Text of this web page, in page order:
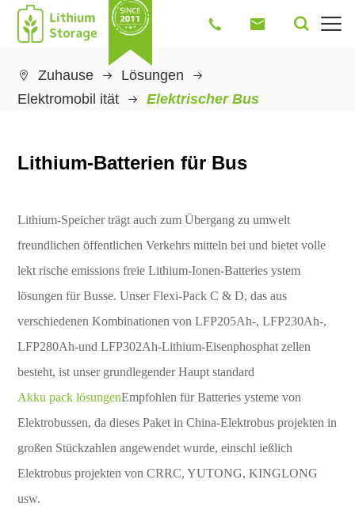
   
 Zuhause
Lösungen
Elektromobil ität
Elektrischer Bus
Lithium-Batterien für Bus
Lithium-Speicher trägt auch zum Übergang zu umwelt
freundlichen öffentlichen Verkehrs mitteln bei und bietet volle
lekt rische emissions freie Lithium-Ionen-Batteries ystem
lösungen für Busse. Unser Flexi-Pack C & D, das aus
verschiedenen Kombinationen von LFP205Ah-, LFP230Ah-,
LFP280Ah-und LFP302Ah-Lithium-Eisenphosphat zellen
besteht, ist unser grundlegender Haupt standard
Akku pack lösungenEmpfohlen für Batteries ysteme von
Elektrobussen, da dieses Paket in China-Elektrobus projekten in
großen Stückzahlen angewendet wurde, einschl ießlich
Elektrobus projekten von CRRC, YUTONG, KINGLONG
usw.